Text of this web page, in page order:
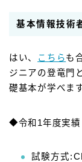
基本情報技術
はい、 こちらも
ジニアの登竜門
礎基本が学べます
◆令和1年度実績
試験方式